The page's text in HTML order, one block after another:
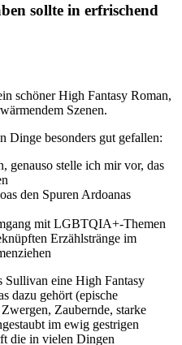
sollte in erfrischend
schöner High Fantasy Roman,
Szenen.
Dinge besonders gut gefallen:
genauso stelle ich mir vor, das
den Spuren Ardoanas
mit LGBTQIA+-Themen
Erzählstränge im
Sullivan eine High Fantasy
dazu gehört (epische
Zaubernde, starke
im ewig gestrigen
die in vielen Dingen